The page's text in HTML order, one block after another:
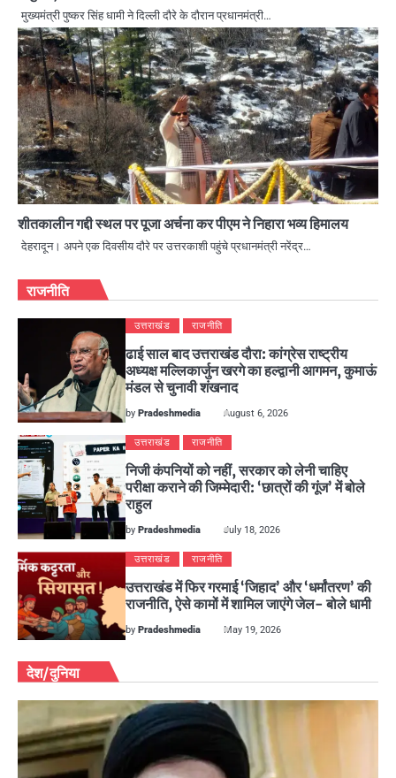
मुख्यमंत्री पुष्कर सिंह धामी ने दिल्ली दौरे के दौरान प्रधानमंत्री…
शीतकालीन गद्दी स्थल पर पूजा अर्चना कर पीएम ने निहारा भव्य हिमालय
देहरादून। अपने एक दिवसीय दौरे पर उत्तरकाशी पहुंचे प्रधानमंत्री नरेंद्र…
राजनीति
उत्तराखंड राजनीति
ढाई साल बाद उत्तराखंड दौरा: कांग्रेस राष्ट्रीय
अध्यक्ष मल्लिकार्जुन खरगे का हल्द्वानी आगमन, कुमाऊं
मंडल से चुनावी शंखनाद
byPradeshmedia August 6, 2026
उत्तराखंड राजनीति
निजी कंपनियों को नहीं, सरकार को लेनी चाहिए
परीक्षा कराने की जिम्मेदारी: ‘छात्रों की गूंज’ में बोले
राहुल
byPradeshmedia July 18, 2026
उत्तराखंड राजनीति
उत्तराखंड में फिर गरमाई ‘जिहाद’ और ‘धर्मांतरण’ की
राजनीति, ऐसे कामों में शामिल जाएंगे जेल- बोले धामी
byPradeshmedia May 19, 2026
देश/दुनिया